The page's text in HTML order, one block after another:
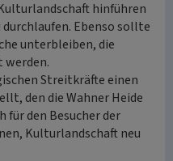
hinführen
Ebenso sollte
unterbleiben, die
werden.
Streitkräfte einen
den die Wahner Heide
für den Besucher der
Kulturlandschaft neu